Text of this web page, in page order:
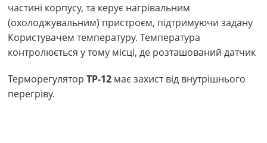
частині корпусу, та керує нагрівальним
(охолоджувальним) пристроєм, підтримуючи задану
Користувачем температуру. Температура
контролюється у тому місці, де розташований датчик
Терморегулятор ТР-12 має захист від внутрішнього
перегріву.